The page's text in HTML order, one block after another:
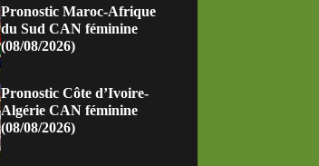
Pronostic Maroc-Afrique
du Sud CAN féminine
(08/08/2026)
Pronostic Côte d’Ivoire-
Algérie CAN féminine
(08/08/2026)